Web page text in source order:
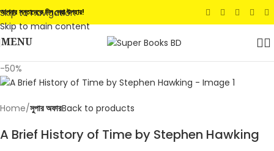
Skip to navigation
Skip to main content
আপনার সন্তানেকে দিন সেরা উপহার!
MENU
-50%
Home সুপার অফারBack to products
A Brief History of Time by Stephen Hawking